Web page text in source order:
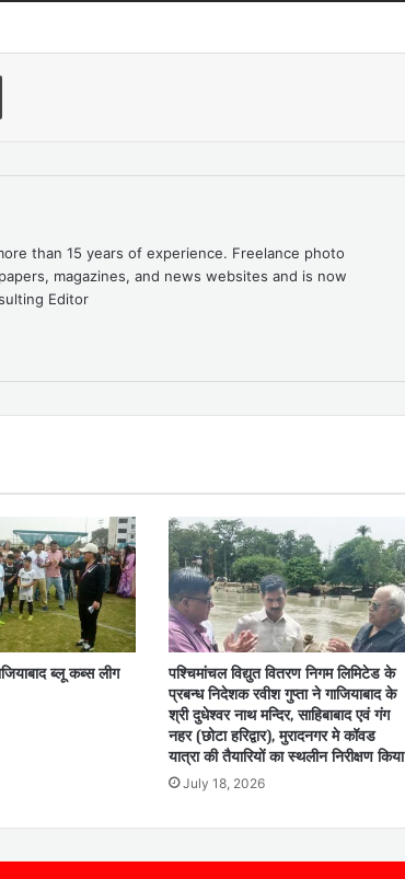
Print
than 15 years of experience. Freelance photo
magazines, and news websites and is now
Editor
ब्लू कब्स लीग
पश्चिमांचल विद्युत वितरण निगम लिमिटेड के
प्रबन्ध निदेशक रवीश गुप्ता ने गाजियाबाद के
श्री दुधेश्वर नाथ मन्दिर, साहिबाबाद एवं गंग
नहर (छोटा हरिद्वार), मुरादनगर मे कॉवड
यात्रा की तैयारियों का स्थलीन निरीक्षण किया
July 18, 2026